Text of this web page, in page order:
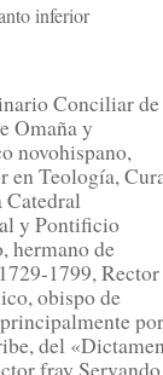
inferior
Conciliar de
Omaña y
novohispano,
en Teología,
y Pontificio
hermano de
1799,
obispo de
por
del
fray Servando